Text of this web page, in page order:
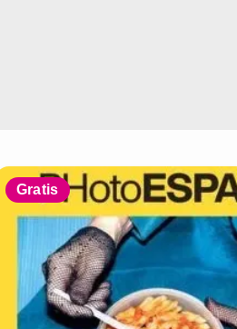
Gratis